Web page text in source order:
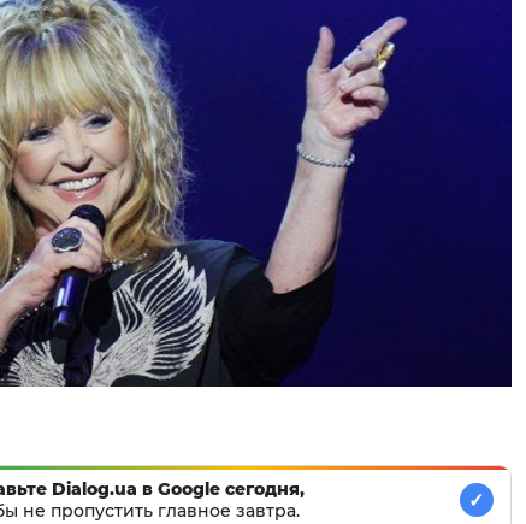
Dialog.ua в Google сегодня,
не пропустить главное завтра.
✓